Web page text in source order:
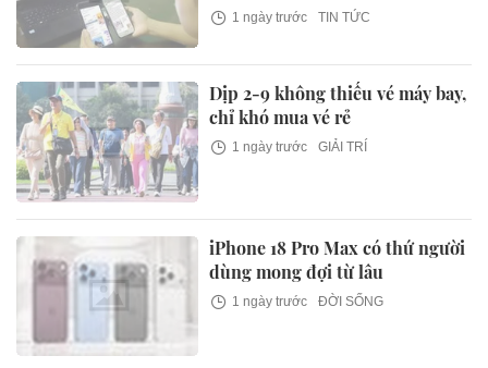
1 ngày trước TIN TỨC
Dịp 2-9 không thiếu vé máy bay,
chỉ khó mua vé rẻ
1 ngày trước GIẢI TRÍ
iPhone 18 Pro Max có thứ người
dùng mong đợi từ lâu
1 ngày trước ĐỜI SỐNG